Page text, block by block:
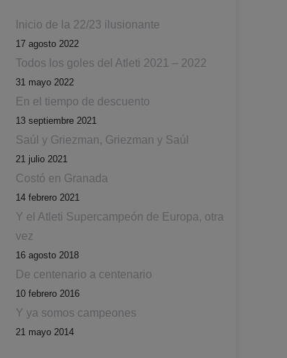
Inicio de la 22/23 ilusionante
17 agosto 2022
Todos los goles del Atleti 2021 – 2022
31 mayo 2022
En el tiempo de descuento
13 septiembre 2021
Saúl y Griezman, Griezman y Saúl
21 julio 2021
Costó en Granada
14 febrero 2021
Y el Atleti Supercampeón de Europa, otra
vez
16 agosto 2018
De centenario a centenario
10 febrero 2016
Y ya somos campeones
21 mayo 2014